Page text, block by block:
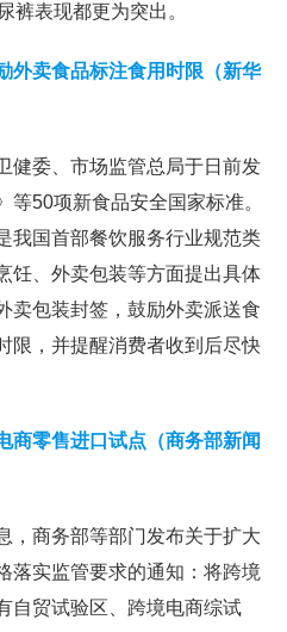
裤表现都更为突出。
外卖食品标注食用时限（新华
健委、市场监管总局于日前发
50项新食品安全国家标准。
我国首部餐饮服务行业规范类
饪、外卖包装等方面提出具体
卖包装封签，鼓励外卖派送食
限，并提醒消费者收到后尽快
商零售进口试点（商务部新闻
，商务部等部门发布关于扩大
落实监管要求的通知：将跨境
自贸试验区、跨境电商综试